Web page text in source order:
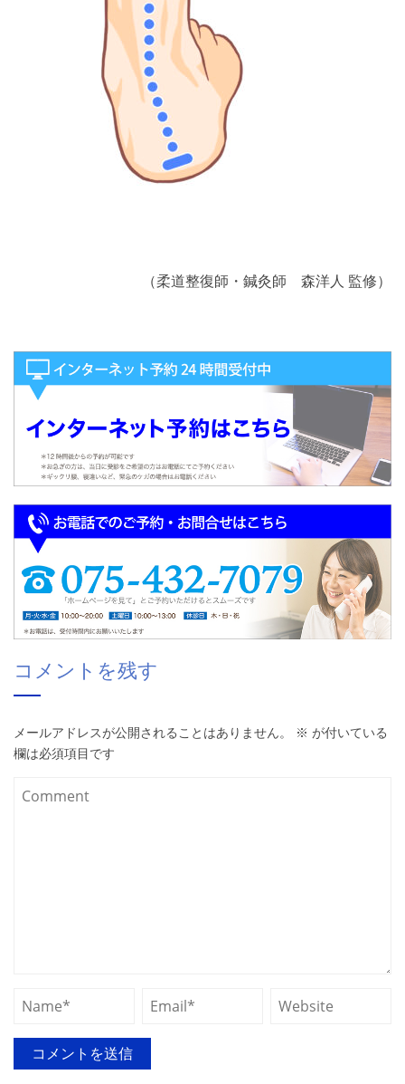
（柔道整復師・鍼灸師 森洋人 監修）
コメントを残す
メールアドレスが公開されることはありません。 ※ が付いている
欄は必須項目です